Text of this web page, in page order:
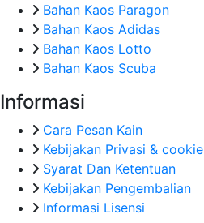
Bahan Kaos Paragon
Bahan Kaos Adidas
Bahan Kaos Lotto
Bahan Kaos Scuba
Informasi
Cara Pesan Kain
Kebijakan Privasi & cookie
Syarat Dan Ketentuan
Kebijakan Pengembalian
Informasi Lisensi